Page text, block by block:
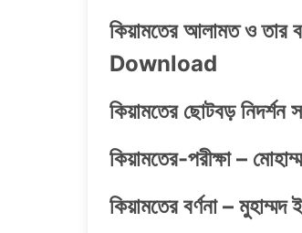
কিয়ামতের আলামত ও তার
Download
কিয়ামতের ছোটবড়
কিয়ামতের-পরীক্ষা –
কিয়ামতের বর্ণনা –